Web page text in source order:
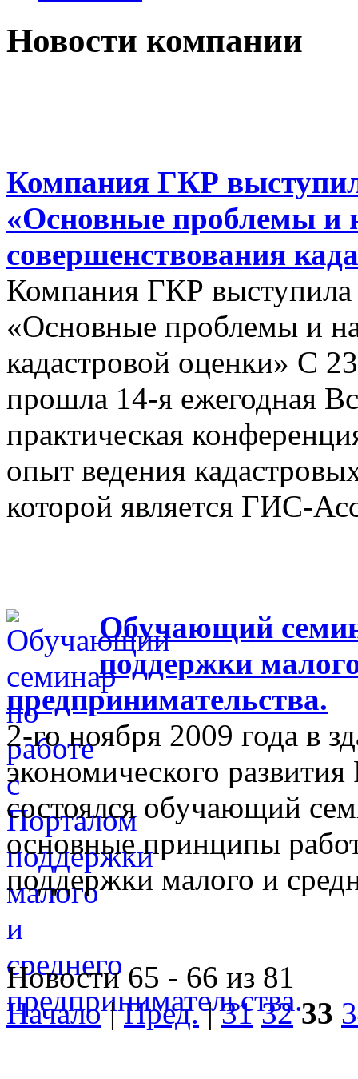
Новости компании
Компания ГКР
«Основные проблемы и
совершенствования
Компания ГКР выступила
«Основные проблемы и
кадастровой оценки» С
прошла 14-я ежегодная
практическая
опыт ведения
которой является ГИС-
Обучающий
поддержки
предпринимательства.
2-го ноября 2009 года в
экономического
состоялся обучающий
основные принципы
поддержки малого и
Новости 65 - 66 из 81
Начало|Пред.|31 32 33